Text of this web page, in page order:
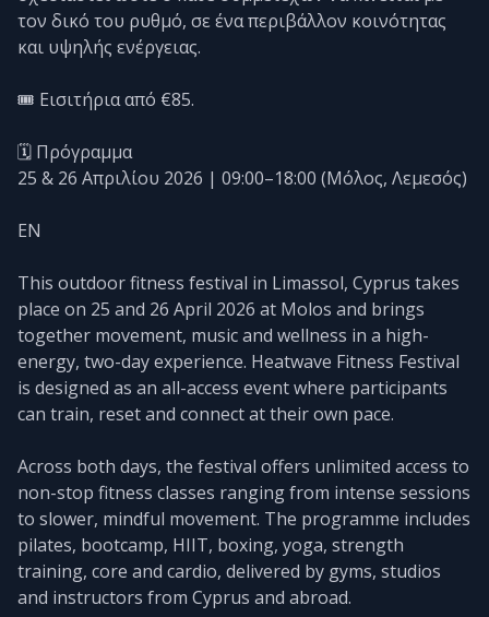
τον δικό του ρυθμό, σε ένα περιβάλλον κοινότητας
και υψηλής ενέργειας.
🎟️ Εισιτήρια από €85.
🗓️ Πρόγραμμα
25 & 26 Απριλίου 2026 | 09:00–18:00 (Μόλος, Λεμεσός)
EN
This outdoor fitness festival in Limassol, Cyprus takes
place on 25 and 26 April 2026 at Molos and brings
together movement, music and wellness in a high-
energy, two-day experience. Heatwave Fitness Festival
is designed as an all-access event where participants
can train, reset and connect at their own pace.
Across both days, the festival offers unlimited access to
non-stop fitness classes ranging from intense sessions
to slower, mindful movement. The programme includes
pilates, bootcamp, HIIT, boxing, yoga, strength
training, core and cardio, delivered by gyms, studios
and instructors from Cyprus and abroad.